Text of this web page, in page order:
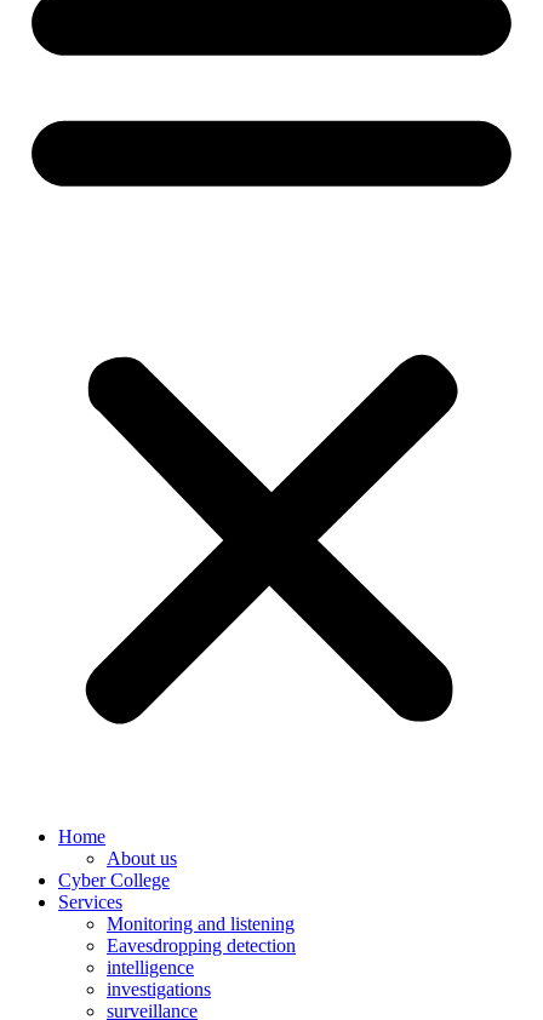
Home
About us
Cyber College
Services
Monitoring and listening
Eavesdropping detection
intelligence
investigations
surveillance